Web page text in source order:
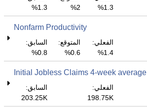
1.3%
2%
1.3%
Nonfarm Productivity
الفعلي:
1.4%
المتوقع:
0.6%
السابق:
0.8%
Initial Jobless Claims 4-week average
الفعلي:
198.75K
السابق:
203.25K